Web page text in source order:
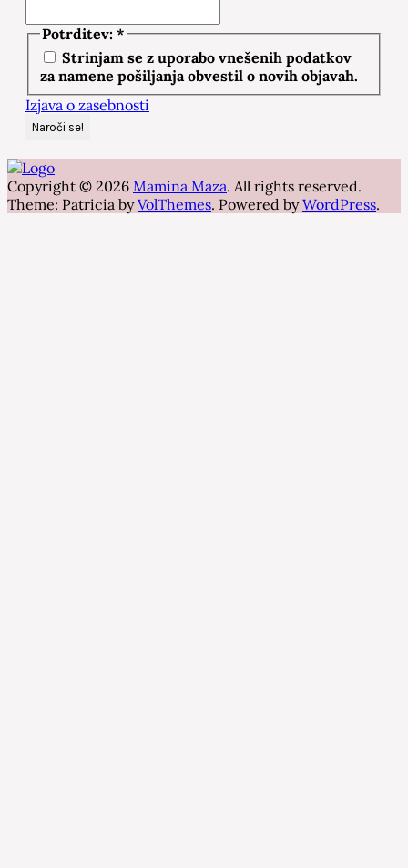
Potrditev: *
Strinjam se z uporabo vnešenih podatkov
za namene pošiljanja obvestil o novih objavah.
Izjava o zasebnosti
Copyright © 2026 Mamina Maza. All rights reserved.
Theme: Patricia byVolThemes. Powered byWordPress.